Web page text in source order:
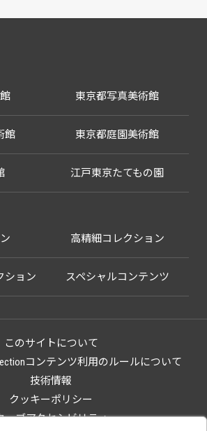
江戸東京たてもの園
東京都写真美術館
館 東京都庭園美術館
高精細コレクション
ション スペシャルコンテンツ
このサイトについて
コンテンツ利用のルールについて
技術情報
クッキーポリシー
ェブアクセシビリティ